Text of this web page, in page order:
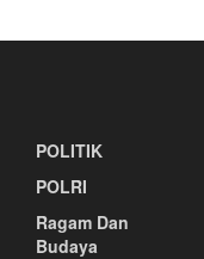
POLITIK
POLRI
Ragam Dan
Budaya